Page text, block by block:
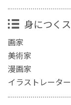
身につく
画家
美術家
漫画家
イラストレーター